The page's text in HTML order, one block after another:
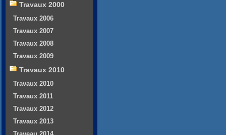
Travaux 2000
Travaux 2006
Travaux 2007
Travaux 2008
Travaux 2009
Travaux 2010
Travaux 2010
Travaux 2011
Travaux 2012
Travaux 2013